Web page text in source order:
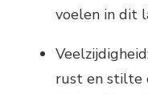
voelen in dit
rust en stilte